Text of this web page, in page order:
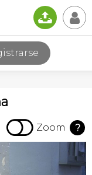
📤 👤
 Zoom ?